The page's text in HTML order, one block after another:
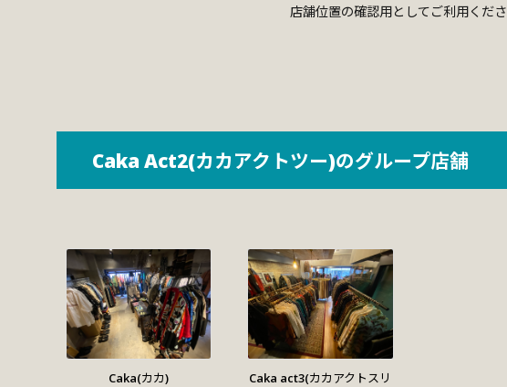
店舗位置の確認用としてご利用くださ
Caka Act2(カカアクトツー)のグループ店舗
Caka(カカ)
Caka act3(カカアクトスリ